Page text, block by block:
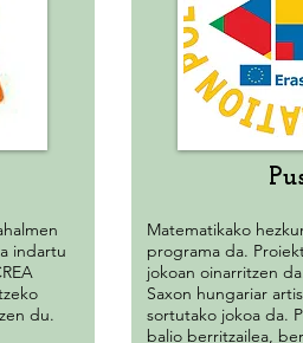
indartu
du.
Matematikako
programa da.
jokoan oinarritzen
Saxon hungariar
sortutako jokoa da.
balio berritzailea,